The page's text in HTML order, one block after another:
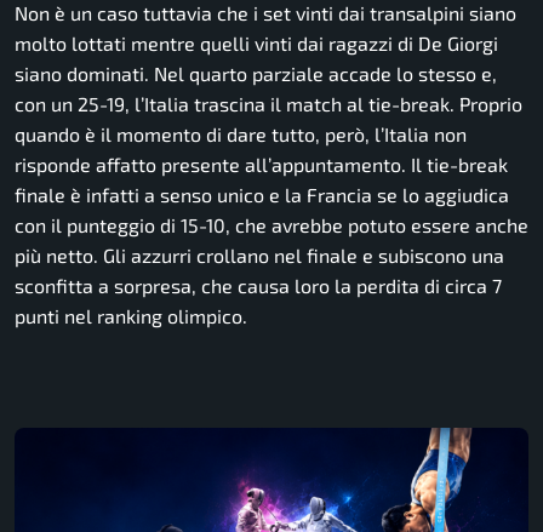
Non è un caso tuttavia che i set vinti dai transalpini siano
molto lottati mentre quelli vinti dai ragazzi di De Giorgi
siano dominati. Nel quarto parziale accade lo stesso e,
con un 25-19, l’Italia trascina il match al tie-break. Proprio
quando è il momento di dare tutto, però, l’Italia non
risponde affatto presente all’appuntamento. Il tie-break
finale è infatti a senso unico e la Francia se lo aggiudica
con il punteggio di 15-10, che avrebbe potuto essere anche
più netto. Gli azzurri crollano nel finale e subiscono una
sconfitta a sorpresa, che causa loro la perdita di circa 7
punti nel ranking olimpico.